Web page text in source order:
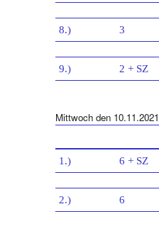
8.) 3
9.) 2 + SZ
Mittwoch den 10.11.2021
1.) 6 + SZ
2.) 6